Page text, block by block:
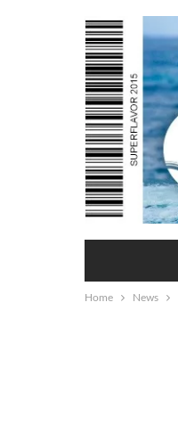
Home News